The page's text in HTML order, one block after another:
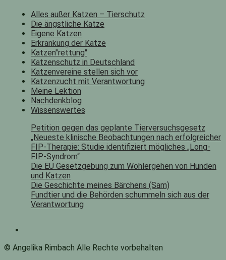
Alles außer Katzen – Tierschutz
Die ängstliche Katze
Eigene Katzen
Erkrankung der Katze
Katzen"rettung"
Katzenschutz in Deutschland
Katzenvereine stellen sich vor
Katzenzucht mit Verantwortung
Meine Lektion
Nachdenkblog
Wissenswertes
Petition gegen das geplante Tierversuchsgesetz
„Neueste klinische Beobachtungen nach erfolgreicher
FIP-Therapie: Studie identifiziert mögliches „Long-
FIP-Syndrom“
Die EU Gesetzgebung zum Wohlergehen von Hunden
und Katzen
Die Geschichte meines Bärchens (Sam)
Fundtier und die Behörden schummeln sich aus der
Verantwortung
© Angelika Rimbach Alle Rechte vorbehalten